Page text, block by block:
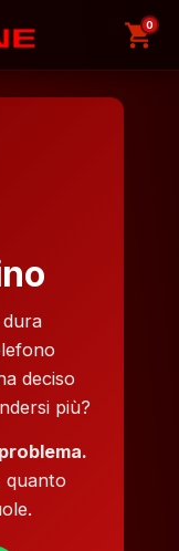
shopping_cart
0
deciso
più?
quanto